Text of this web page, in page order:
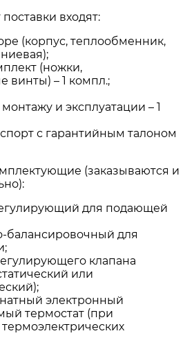
входят:
(корпус, теплообменник,
(ножки,
винты) – 1 компл.;
и эксплуатации – 1
с гарантийным талоном
(заказываются и
для подающей
балансировочный для
клапана
или
электронный
термостат (при